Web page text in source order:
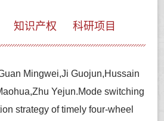
知识产权 科研项目
Mingwei,Ji Guojun,Hussain
Yejun.Mode switching
strategy of timely four-wheel